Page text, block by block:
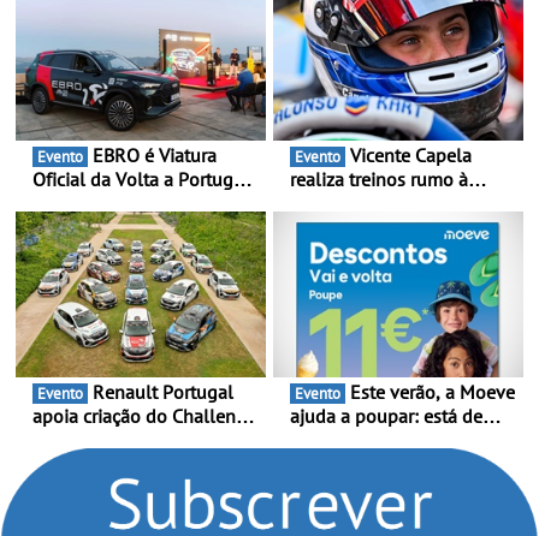
Evento
Oficial da Volta a Portugal
presença nacional ao lado
da mítica prova de ciclismo
e leva a sua gama SUV
multi-energia às estradas
de Portugal
Evento
realiza treinos rumo à
Portugal Karting e mira boa
estreia - O Campeonato
Portugal Karting 2026
decorre entre 1 de Março e
6 de Setembro
Evento
apoia criação do Challenge
compromisso com o
automobilismo nacional
continua em 2026
Evento
ajuda a poupar: está de
Volta” com descontos de